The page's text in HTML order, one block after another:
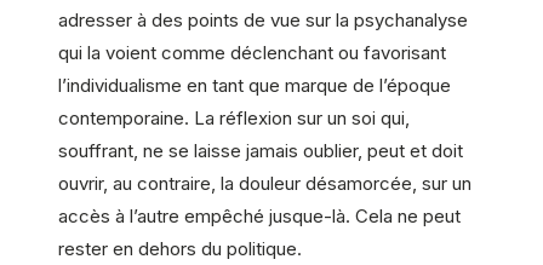
adresser à des points de vue sur la psychanalyse
qui la voient comme déclenchant ou favorisant
l’individualisme en tant que marque de l’époque
contemporaine. La réflexion sur un soi qui,
souffrant, ne se laisse jamais oublier, peut et doit
ouvrir, au contraire, la douleur désamorcée, sur un
accès à l’autre empêché jusque-là. Cela ne peut
rester en dehors du politique.